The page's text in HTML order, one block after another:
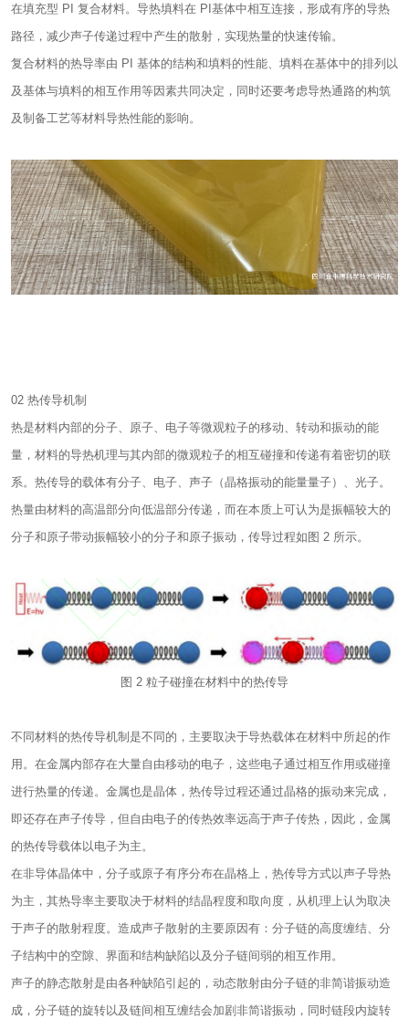
在填充型 PI 复合材料。导热填料在 PI基体中相互连接，形成有序的导热
路径，减少声子传递过程中产生的散射，实现热量的快速传输。
复合材料的热导率由 PI 基体的结构和填料的性能、填料在基体中的排列以
及基体与填料的相互作用等因素共同决定，同时还要考虑导热通路的构筑
及制备工艺等材料导热性能的影响。
02 热传导机制
热是材料内部的分子、原子、电子等微观粒子的移动、转动和振动的能
量，材料的导热机理与其内部的微观粒子的相互碰撞和传递有着密切的联
系。热传导的载体有分子、电子、声子（晶格振动的能量量子）、光子。
热量由材料的高温部分向低温部分传递，而在本质上可认为是振幅较大的
分子和原子带动振幅较小的分子和原子振动，传导过程如图 2 所示。
图 2 粒子碰撞在材料中的热传导
不同材料的热传导机制是不同的，主要取决于导热载体在材料中所起的作
用。在金属内部存在大量自由移动的电子，这些电子通过相互作用或碰撞
进行热量的传递。金属也是晶体，热传导过程还通过晶格的振动来完成，
即还存在声子传导，但自由电子的传热效率远高于声子传热，因此，金属
的热传导载体以电子为主。
在非导体晶体中，分子或原子有序分布在晶格上，热传导方式以声子导热
为主，其热导率主要取决于材料的结晶程度和取向度，从机理上认为取决
于声子的散射程度。造成声子散射的主要原因有：分子链的高度缠结、分
子结构中的空隙、界面和结构缺陷以及分子链间弱的相互作用。
声子的静态散射是由各种缺陷引起的，动态散射由分子链的非简谐振动造
成，分子链的旋转以及链间相互缠结会加剧非简谐振动，同时链段内旋转